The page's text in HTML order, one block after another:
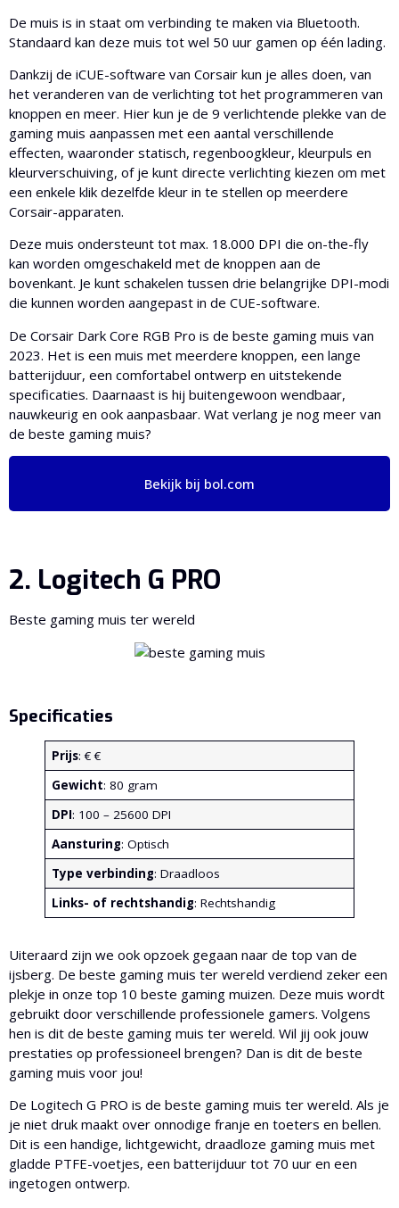
De muis is in staat om verbinding te maken via Bluetooth.
Standaard kan deze muis tot wel 50 uur gamen op één lading.
Dankzij de iCUE-software van Corsair kun je alles doen, van
het veranderen van de verlichting tot het programmeren van
knoppen en meer. Hier kun je de 9 verlichtende plekke van de
gaming muis aanpassen met een aantal verschillende
effecten, waaronder statisch, regenboogkleur, kleurpuls en
kleurverschuiving, of je kunt directe verlichting kiezen om met
een enkele klik dezelfde kleur in te stellen op meerdere
Corsair-apparaten.
Deze muis ondersteunt tot max. 18.000 DPI die on-the-fly
kan worden omgeschakeld met de knoppen aan de
bovenkant. Je kunt schakelen tussen drie belangrijke DPI-modi
die kunnen worden aangepast in de CUE-software.
De Corsair Dark Core RGB Pro is de beste gaming muis van
2023. Het is een muis met meerdere knoppen, een lange
batterijduur, een comfortabel ontwerp en uitstekende
specificaties. Daarnaast is hij buitengewoon wendbaar,
nauwkeurig en ook aanpasbaar. Wat verlang je nog meer van
de beste gaming muis?
Bekijk bij bol.com
2. Logitech G PRO
Beste gaming muis ter wereld
Specificaties
Prijs: € €
Gewicht: 80 gram
DPI: 100 – 25600 DPI
Aansturing: Optisch
Type verbinding: Draadloos
Links- of rechtshandig: Rechtshandig
Uiteraard zijn we ook opzoek gegaan naar de top van de
ijsberg. De beste gaming muis ter wereld verdiend zeker een
plekje in onze top 10 beste gaming muizen. Deze muis wordt
gebruikt door verschillende professionele gamers. Volgens
hen is dit de beste gaming muis ter wereld. Wil jij ook jouw
prestaties op professioneel brengen? Dan is dit de beste
gaming muis voor jou!
De Logitech G PRO is de beste gaming muis ter wereld. Als je
je niet druk maakt over onnodige franje en toeters en bellen.
Dit is een handige, lichtgewicht, draadloze gaming muis met
gladde PTFE-voetjes, een batterijduur tot 70 uur en een
ingetogen ontwerp.